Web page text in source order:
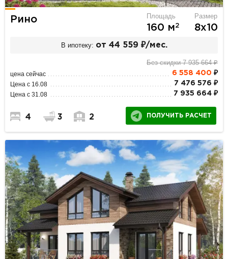
Рино Площадь
160 м2
Размер
8х10
В ипотеку: от 44 559 ₽/мес.
Без скидки 7 935 664 ₽
цена сейчас 6 558 400 ₽
Цена с 16.08 7 476 576 ₽
Цена с 31.08 7 935 664 ₽
4 3 2 ПОЛУЧИТЬ РАСЧЕТ